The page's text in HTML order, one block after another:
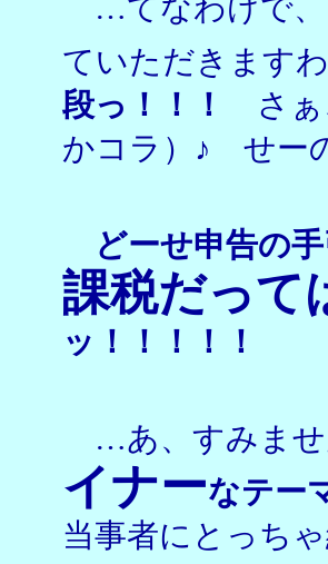
…てなわけで、
ていただきますわ
段っ！！！
さぁ
かコラ）♪ せー
どーせ申告の
課税だって
ッ！！！！！
…あ、すみませ
イナーなテー
当事者にとっち